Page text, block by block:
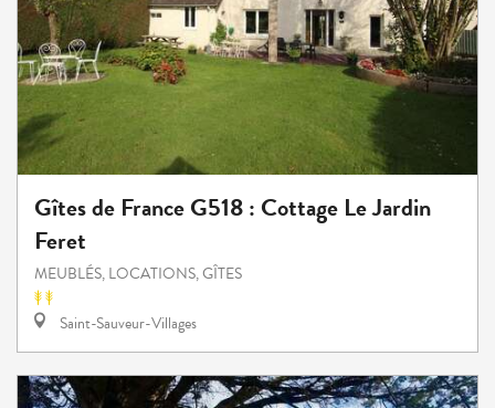
Gîtes de France G518 : Cottage Le Jardin
Feret
MEUBLÉS, LOCATIONS, GÎTES
Saint-Sauveur-Villages